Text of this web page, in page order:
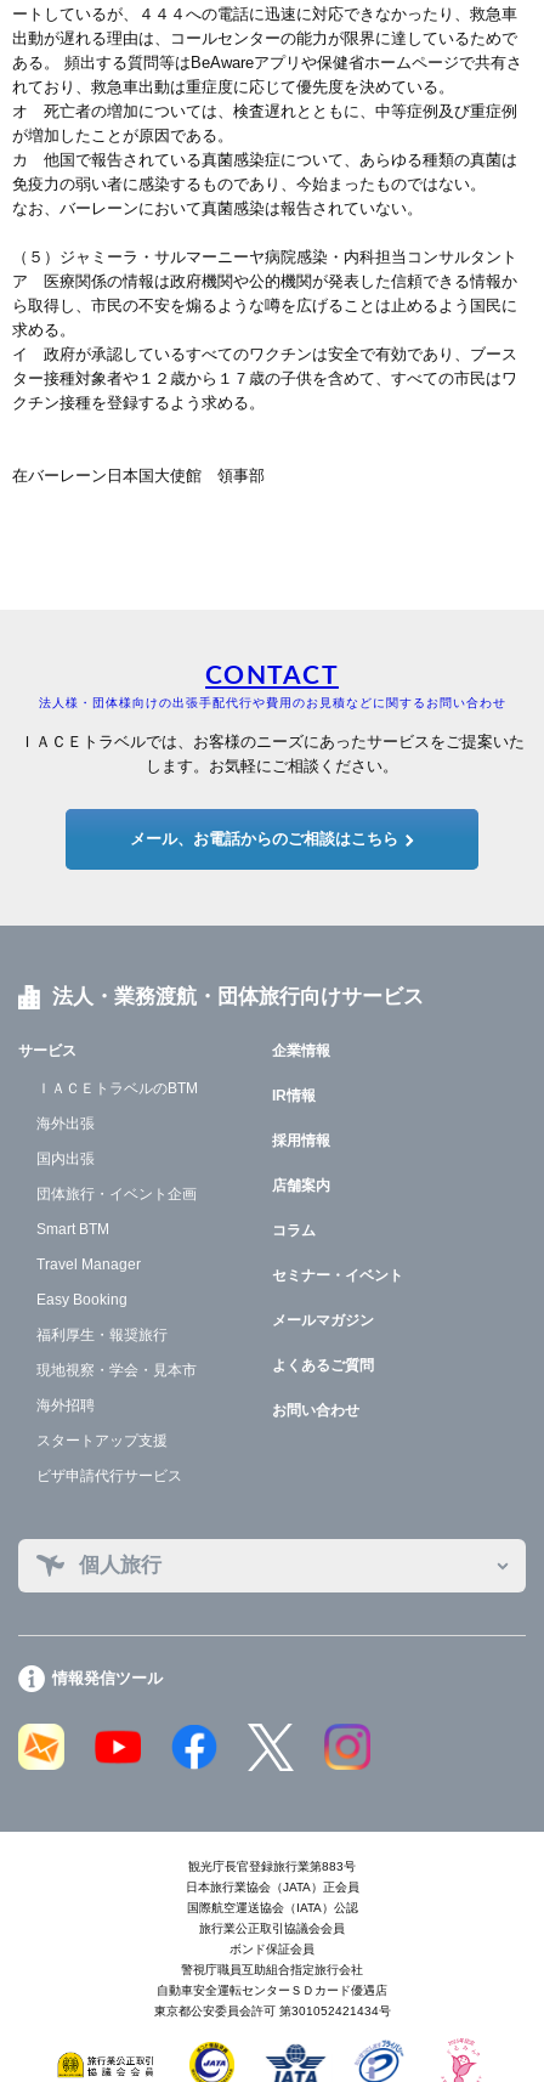
ートしているが、４４４への電話に迅速に対応できなかったり、救急車
出動が遅れる理由は、コールセンターの能力が限界に達しているためで
ある。 頻出する質問等はBeAwareアプリや保健省ホームページで共有さ
れており、救急車出動は重症度に応じて優先度を決めている。
オ 死亡者の増加については、検査遅れとともに、中等症例及び重症例
が増加したことが原因である。
カ 他国で報告されている真菌感染症について、あらゆる種類の真菌は
免疫力の弱い者に感染するものであり、今始まったものではない。
なお、バーレーンにおいて真菌感染は報告されていない。
（５）ジャミーラ・サルマーニーヤ病院感染・内科担当コンサルタント
ア 医療関係の情報は政府機関や公的機関が発表した信頼できる情報か
ら取得し、市民の不安を煽るような噂を広げることは止めるよう国民に
求める。
イ 政府が承認しているすべてのワクチンは安全で有効であり、ブース
ター接種対象者や１２歳から１７歳の子供を含めて、すべての市民はワ
クチン接種を登録するよう求める。
在バーレーン日本国大使館 領事部
CONTACT
法人様・団体様向けの出張手配代行や費用のお見積などに関するお問い合わせ
ＩＡＣＥトラベルでは、お客様のニーズにあったサービスをご提案いた
します。お気軽にご相談ください。
メール、お電話からのご相談はこちら
法人・業務渡航・団体旅行向けサービス
サービス
ＩＡＣＥトラベルのBTM
海外出張
国内出張
団体旅行・イベント企画
Smart BTM
Travel Manager
Easy Booking
福利厚生・報奨旅行
現地視察・学会・見本市
海外招聘
スタートアップ支援
ビザ申請代行サービス
企業情報
IR情報
採用情報
店舗案内
コラム
セミナー・イベント
メールマガジン
よくあるご質問
お問い合わせ
個人旅行
情報発信ツール
観光庁長官登録旅行業第883号
日本旅行業協会（JATA）正会員
国際航空運送協会（IATA）公認
旅行業公正取引協議会会員
ボンド保証会員
警視庁職員互助組合指定旅行会社
自動車安全運転センターＳＤカード優遇店
東京都公安委員会許可 第301052421434号